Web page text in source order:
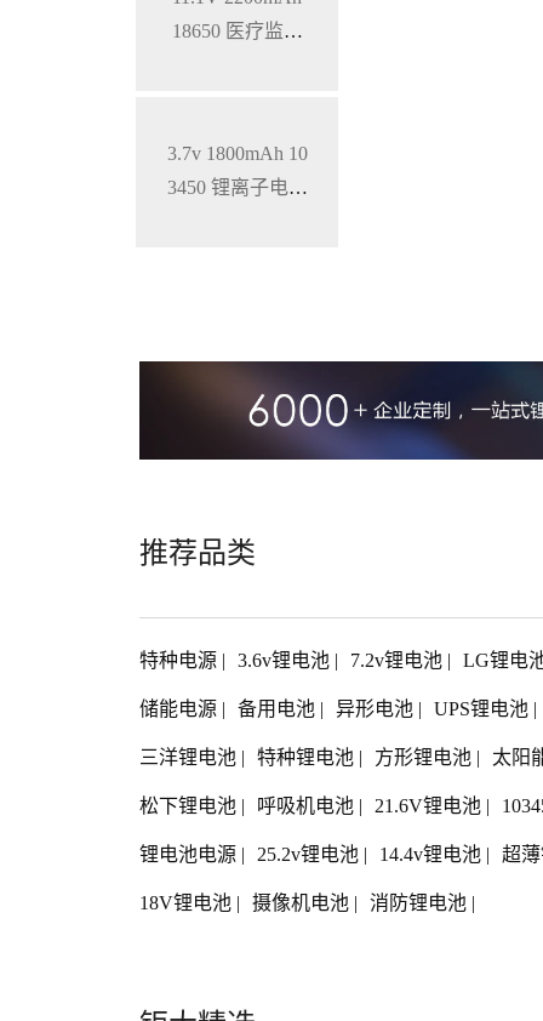
18650 医疗监护
3.7v 1800mAh 10
3450 锂离子电池
推荐品类
特种电源 | 3.6v锂电池 | 7.2v锂电池 | LG锂电
储能电源 | 备用电池 | 异形电池 | UPS锂电池 |
三洋锂电池 | 特种锂电池 | 方形锂电池 | 太阳
松下锂电池 | 呼吸机电池 | 21.6V锂电池 |
锂电池电源 | 25.2v锂电池 | 14.4v锂电池 | 超
18V锂电池 | 摄像机电池 | 消防锂电池 |